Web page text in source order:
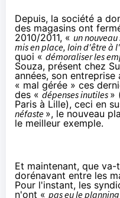
Depuis, la société a
des magasins ont
2010/2011, « un
mis en place, loin d'être à
quoi « démoraliser les
Souza, présent chez
années, son
« mal gérée » ces
des « dépenses inutiles »
Paris à Lille), ceci en
néfaste », le nouveau
le meilleur exemple.
Et maintenant, que
dorénavant entre les
Pour l'instant, les
n'ont « pas eu le